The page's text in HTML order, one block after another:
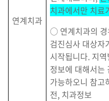
연계치과
치과에서만 치료
○ 연계치과의 경
검진심사 대상자
시작됩니다. 지
정보에 대해서는
가능하오니 참고
전, 치과정보